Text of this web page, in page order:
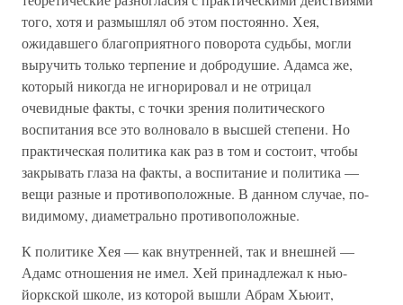
того, хотя и размышлял об этом постоянно. Хея,
ожидавшего благоприятного поворота судьбы, могли
выручить только терпение и добродушие. Адамса же,
который никогда не игнорировал и не отрицал
очевидные факты, с точки зрения политического
воспитания все это волновало в высшей степени. Но
практическая политика как раз в том и состоит, чтобы
закрывать глаза на факты, а воспитание и политика —
вещи разные и противоположные. В данном случае, по-
видимому, диаметрально противоположные.
К политике Хея — как внутренней, так и внешней —
Адамс отношения не имел. Хей принадлежал к нью-
йоркской школе, из которой вышли Абрам Хьюит,